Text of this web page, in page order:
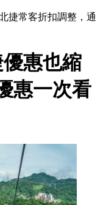
捷常客折扣調整，通
惠也縮
惠一次看